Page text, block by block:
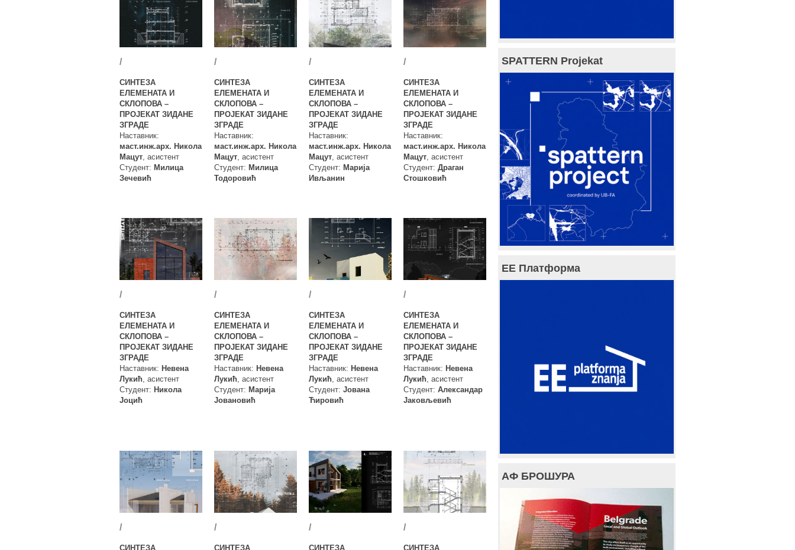
/
СИНТЕЗА
ЕЛЕМЕНАТА И
СКЛОПОВА –
ПРОЈЕКАТ ЗИДАНЕ
ЗГРАДЕ
Наставник:
маст.инж.арх. Никола
Мацут , асистент
Студент: Милица
Зечевић
/
СИНТЕЗА
ЕЛЕМЕНАТА И
СКЛОПОВА –
ПРОЈЕКАТ ЗИДАНЕ
ЗГРАДЕ
Наставник:
маст.инж.арх. Никола
Мацут , асистент
Студент: Милица
Тодоровић
/
СИНТЕЗА
ЕЛЕМЕНАТА И
СКЛОПОВА –
ПРОЈЕКАТ ЗИДАНЕ
ЗГРАДЕ
Наставник:
маст.инж.арх. Никола
Мацут , асистент
Студент: Марија
Ивљанин
/
СИНТЕЗА
ЕЛЕМЕНАТА И
СКЛОПОВА –
ПРОЈЕКАТ ЗИДАНЕ
ЗГРАДЕ
Наставник:
маст.инж.арх. Никола
Мацут , асистент
Студент: Драган
Стошковић
/
СИНТЕЗА
ЕЛЕМЕНАТА И
СКЛОПОВА –
ПРОЈЕКАТ ЗИДАНЕ
ЗГРАДЕ
Наставник: Невена
Лукић , асистент
Студент: Никола
Јоцић
/
СИНТЕЗА
ЕЛЕМЕНАТА И
СКЛОПОВА –
ПРОЈЕКАТ ЗИДАНЕ
ЗГРАДЕ
Наставник: Невена
Лукић , асистент
Студент: Марија
Јовановић
/
СИНТЕЗА
ЕЛЕМЕНАТА И
СКЛОПОВА –
ПРОЈЕКАТ ЗИДАНЕ
ЗГРАДЕ
Наставник: Невена
Лукић , асистент
Студент: Јована
Ћировић
/
СИНТЕЗА
ЕЛЕМЕНАТА И
СКЛОПОВА –
ПРОЈЕКАТ ЗИДАНЕ
ЗГРАДЕ
Наставник: Невена
Лукић , асистент
Студент: Александар
Јаковљевић
/
СИНТЕЗА
/
СИНТЕЗА
/
СИНТЕЗА
/
СИНТЕЗА
SPATTERN Projekat
ЕЕ Платформа
АФ БРОШУРА